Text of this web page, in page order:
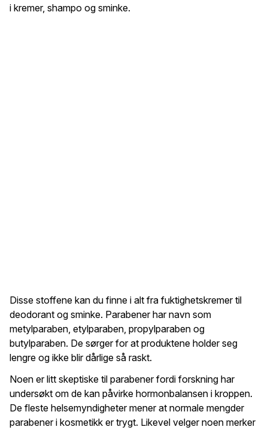
i kremer, shampo og sminke.
Disse stoffene kan du finne i alt fra fuktighetskremer til
deodorant og sminke. Parabener har navn som
metylparaben, etylparaben, propylparaben og
butylparaben. De sørger for at produktene holder seg
lengre og ikke blir dårlige så raskt.
Noen er litt skeptiske til parabener fordi forskning har
undersøkt om de kan påvirke hormonbalansen i kroppen.
De fleste helsemyndigheter mener at normale mengder
parabener i kosmetikk er trygt. Likevel velger noen merker